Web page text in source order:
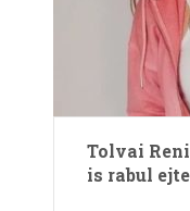
Tolvai
is rabul